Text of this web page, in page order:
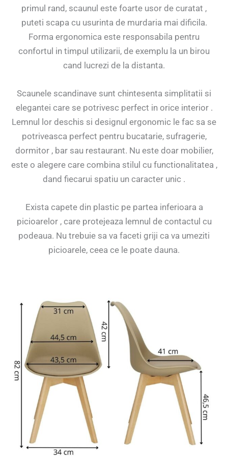
primul rand, scaunul este foarte usor de curatat ,
puteti scapa cu usurinta de murdaria mai dificila.
Forma ergonomica este responsabila pentru
confortul in timpul utilizarii, de exemplu la un birou
cand lucrezi de la distanta.
Scaunele scandinave sunt chintesenta simplitatii si
elegantei care se potrivesc perfect in orice interior .
Lemnul lor deschis si designul ergonomic le fac sa se
potriveasca perfect pentru bucatarie, sufragerie,
dormitor , bar sau restaurant. Nu este doar mobilier,
este o alegere care combina stilul cu functionalitatea ,
dand fiecarui spatiu un caracter unic .
Exista capete din plastic pe partea inferioara a
picioarelor , care protejeaza lemnul de contactul cu
podeaua. Nu trebuie sa va faceti griji ca va umeziti
picioarele, ceea ce le poate dauna.